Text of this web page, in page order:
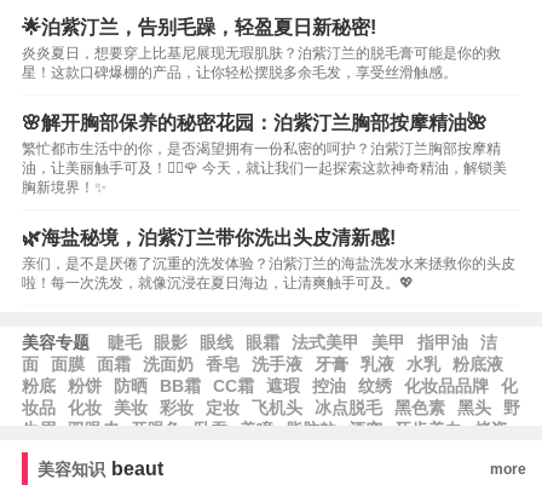
🌟泊紫汀兰，告别毛躁，轻盈夏日新秘密!
炎炎夏日，想要穿上比基尼展现无瑕肌肤？泊紫汀兰的脱毛膏可能是你的救
星！这款口碑爆棚的产品，让你轻松摆脱多余毛发，享受丝滑触感。
🌸解开胸部保养的秘密花园：泊紫汀兰胸部按摩精油🌺
繁忙都市生活中的你，是否渴望拥有一份私密的呵护？泊紫汀兰胸部按摩精
油，让美丽触手可及！💆‍♀️🌹 今天，就让我们一起探索这款神奇精油，解锁美
胸新境界！✨
🌿海盐秘境，泊紫汀兰带你洗出头皮清新感!
亲们，是不是厌倦了沉重的洗发体验？泊紫汀兰的海盐洗发水来拯救你的头皮
啦！每一次洗发，就像沉浸在夏日海边，让清爽触手可及。💖
美容专题 睫毛 眼影 眼线 眼霜 法式美甲 美甲 指甲油
洁
面
面膜 面霜 洗面奶 香皂 洗手液 牙膏 乳液 水乳
粉底液
粉底
粉饼 防晒 BB霜 CC霜 遮瑕 控油 纹绣 化妆品品牌
化
妆品
化妆 美妆 彩妆 定妆 飞机头 冰点脱毛 黑色素 黑头
野
生眉
双眼皮 开眼角 卧蚕 美瞳 脂肪粒 酒窝 牙齿美白
烤瓷
牙
美容知识 beaut more